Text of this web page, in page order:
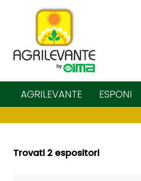
AGRILEVANTE ESPONI
Trovati 2 espositori